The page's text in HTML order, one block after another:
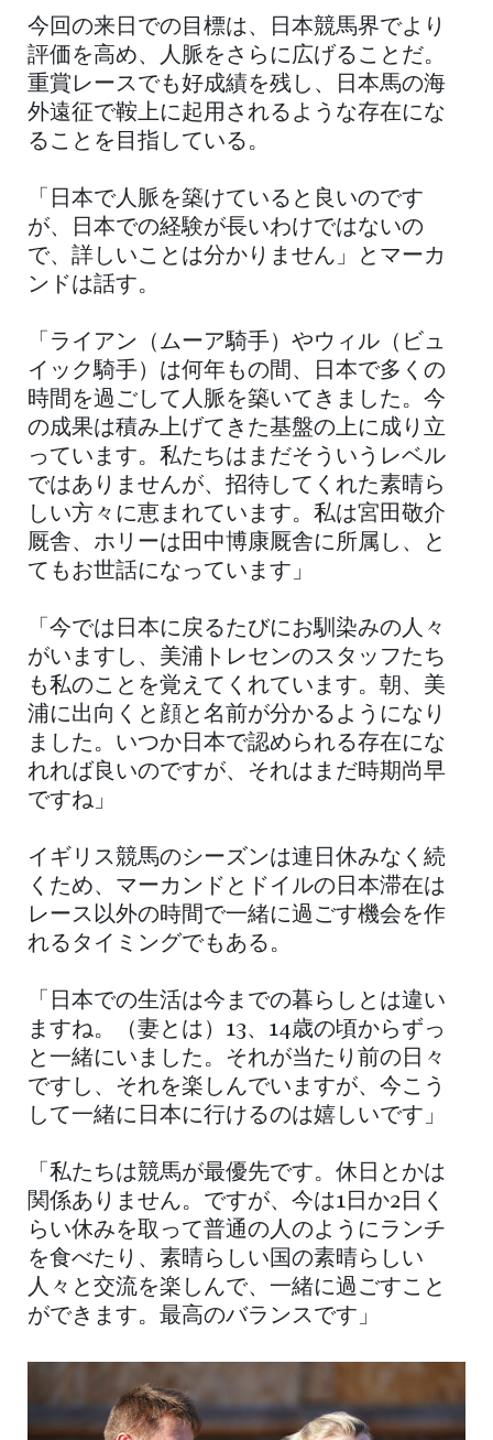
今回の来日での目標は、日本競馬界でより
評価を高め、人脈をさらに広げることだ。
重賞レースでも好成績を残し、日本馬の海
外遠征で鞍上に起用されるような存在にな
ることを目指している。
「日本で人脈を築けていると良いのです
が、日本での経験が長いわけではないの
で、詳しいことは分かりません」とマーカ
ンドは話す。
「ライアン（ムーア騎手）やウィル（ビュ
イック騎手）は何年もの間、日本で多くの
時間を過ごして人脈を築いてきました。今
の成果は積み上げてきた基盤の上に成り立
っています。私たちはまだそういうレベル
ではありませんが、招待してくれた素晴ら
しい方々に恵まれています。私は宮田敬介
厩舎、ホリーは田中博康厩舎に所属し、と
てもお世話になっています」
「今では日本に戻るたびにお馴染みの人々
がいますし、美浦トレセンのスタッフたち
も私のことを覚えてくれています。朝、美
浦に出向くと顔と名前が分かるようになり
ました。いつか日本で認められる存在にな
れれば良いのですが、それはまだ時期尚早
ですね」
イギリス競馬のシーズンは連日休みなく続
くため、マーカンドとドイルの日本滞在は
レース以外の時間で一緒に過ごす機会を作
れるタイミングでもある。
「日本での生活は今までの暮らしとは違い
ますね。（妻とは）13、14歳の頃からずっ
と一緒にいました。それが当たり前の日々
ですし、それを楽しんでいますが、今こう
して一緒に日本に行けるのは嬉しいです」
「私たちは競馬が最優先です。休日とかは
関係ありません。ですが、今は1日か2日く
らい休みを取って普通の人のようにランチ
を食べたり、素晴らしい国の素晴らしい
人々と交流を楽しんで、一緒に過ごすこと
ができます。最高のバランスです」